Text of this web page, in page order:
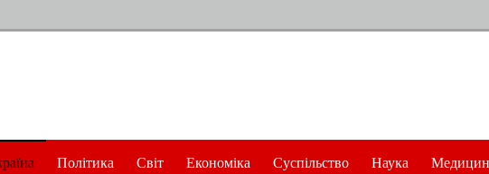
Політика Світ Економіка Суспільство Наука